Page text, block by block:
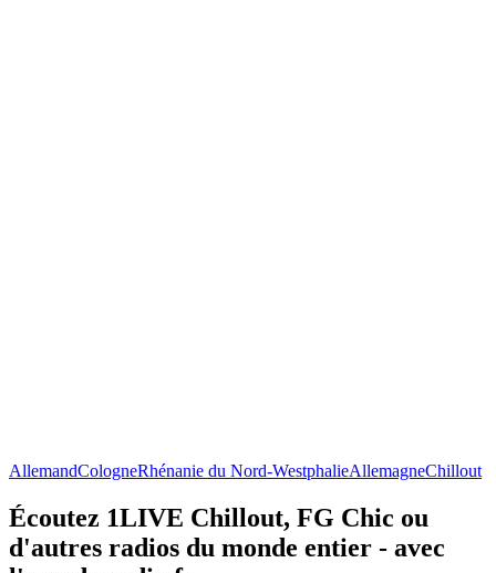
AllemandCologneRhénanie du Nord-WestphalieAllemagneChillout
Écoutez 1LIVE Chillout, FG Chic ou
d'autres radios du monde entier - avec